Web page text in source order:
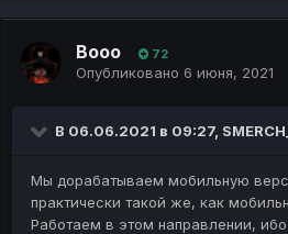
Booo 72
Опубликовано 6 июня, 2021
В 06.06.2021 в 09:27,
Мы дорабатываем мобильную
практически такой же, как
Работаем в этом направлении,